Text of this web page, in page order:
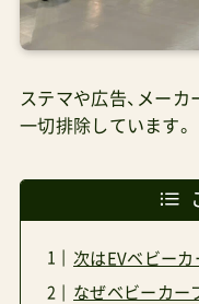
ステマや広告、メー
一切排除しています。
次はEVベビーカ
なぜベビーカー